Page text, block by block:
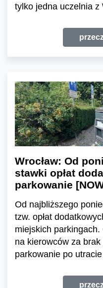
tylko jedna uczelnia z
Wrocław: Od
stawki opłat
parkowanie
Od najbliższego
tzw. opłat
miejskich parkingach.
na kierowców za
parkowanie po